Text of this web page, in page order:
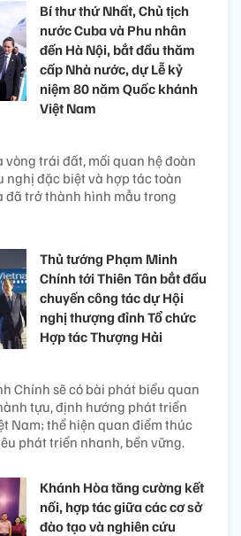
Bí thư thứ Nhất, Chủ tịch
nước Cuba và Phu nhân
đến Hà Nội, bắt đầu thăm
cấp Nhà nước, dự Lễ kỷ
niệm 80 năm Quốc khánh
Việt Nam
vòng trái đất, mối quan hệ đoàn
nghị đặc biệt và hợp tác toàn
đã trở thành hình mẫu trong
Thủ tướng Phạm Minh
Chính tới Thiên Tân bắt đầu
chuyến công tác dự Hội
nghị thượng đỉnh Tổ chức
Hợp tác Thượng Hải
Chính sẽ có bài phát biểu quan
tựu, định hướng phát triển
Nam; thể hiện quan điểm thúc
phát triển nhanh, bền vững.
Khánh Hòa tăng cường kết
nối, hợp tác giữa các cơ sở
đào tạo và nghiên cứu